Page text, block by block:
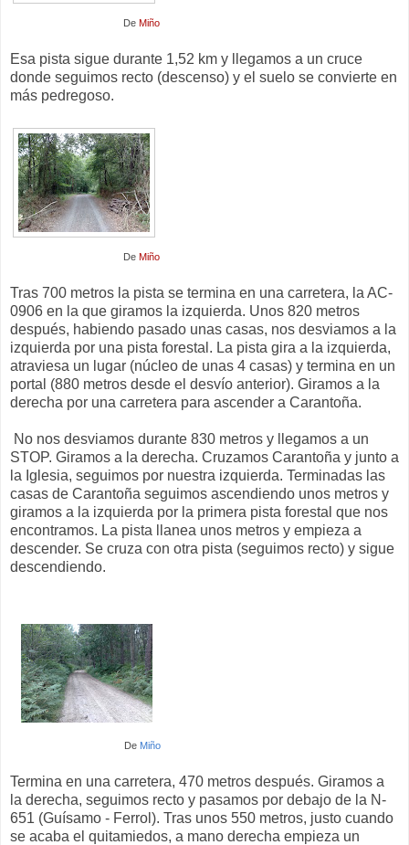
De Miño
Esa pista sigue durante 1,52 km y llegamos a un cruce
donde seguimos recto (descenso) y el suelo se convierte en
más pedregoso.
De Miño
Tras 700 metros la pista se termina en una carretera, la AC-
0906 en la que giramos la izquierda. Unos 820 metros
después, habiendo pasado unas casas, nos desviamos a la
izquierda por una pista forestal. La pista gira a la izquierda,
atraviesa un lugar (núcleo de unas 4 casas) y termina en un
portal (880 metros desde el desvío anterior). Giramos a la
derecha por una carretera para ascender a Carantoña.
No nos desviamos durante 830 metros y llegamos a un
STOP. Giramos a la derecha. Cruzamos Carantoña y junto a
la Iglesia, seguimos por nuestra izquierda. Terminadas las
casas de Carantoña seguimos ascendiendo unos metros y
giramos a la izquierda por la primera pista forestal que nos
encontramos. La pista llanea unos metros y empieza a
descender. Se cruza con otra pista (seguimos recto) y sigue
descendiendo.
De Miño
Termina en una carretera, 470 metros después. Giramos a
la derecha, seguimos recto y pasamos por debajo de la N-
651 (Guísamo - Ferrol). Tras unos 550 metros, justo cuando
se acaba el quitamiedos, a mano derecha empieza un